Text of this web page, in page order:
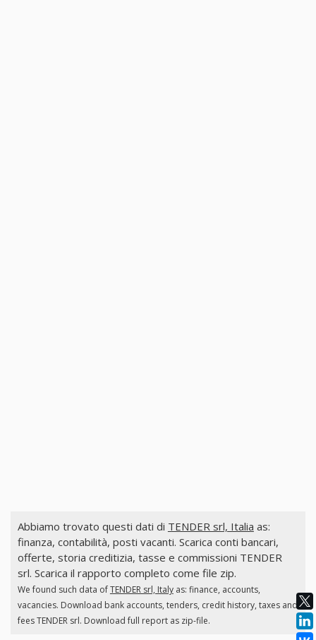
Abbiamo trovato questi dati di TENDER srl, Italia as:
finanza, contabilità, posti vacanti. Scarica conti bancari,
offerte, storia creditizia, tasse e commissioni TENDER
srl. Scarica il rapporto completo come file zip.
We found such data ofTENDER srl, Italyas: finance, accounts,
vacancies. Download bank accounts, tenders, credit history, taxes and
fees TENDER srl. Download full report as zip-file.